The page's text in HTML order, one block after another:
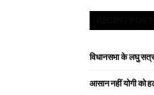
विधानसभा के लघु
आसान नहीं योगी को